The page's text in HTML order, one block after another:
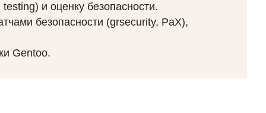
и оценку безопасности.
безопасности (grsecurity, PaX),
Gentoo.